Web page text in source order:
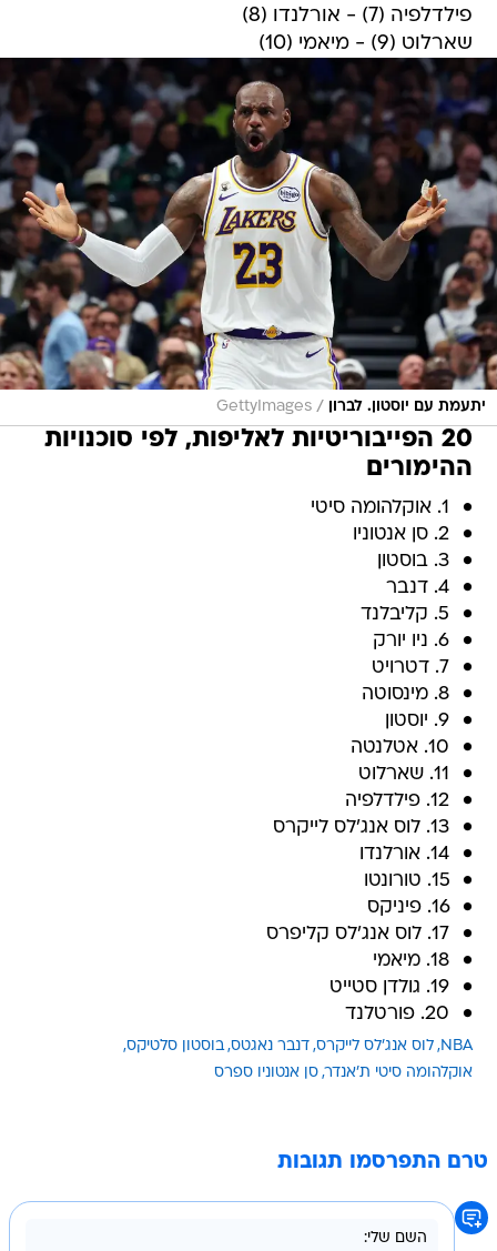
פילדלפיה (7) - אורלנדו (8)
שארלוט (9) - מיאמי (10)
יתעמת עם יוסטון. לברון /
GettyImages
20 הפייבוריטיות לאליפות, לפי סוכנויות
ההימורים
1. אוקלהומה סיטי
2. סן אנטוניו
3. בוסטון
4. דנבר
5. קליבלנד
6. ניו יורק
7. דטרויט
8. מינסוטה
9. יוסטון
10. אטלנטה
11. שארלוט
12. פילדלפיה
13. לוס אנג'לס לייקרס
14. אורלנדו
15. טורונטו
16. פיניקס
17. לוס אנג'לס קליפרס
18. מיאמי
19. גולדן סטייט
20. פורטלנד
NBA לוס אנג'לס לייקרס דנבר נאגטס בוסטון סלטיקס
אוקלהומה סיטי ת'אנדר סן אנטוניו ספרס
טרם התפרסמו תגובות